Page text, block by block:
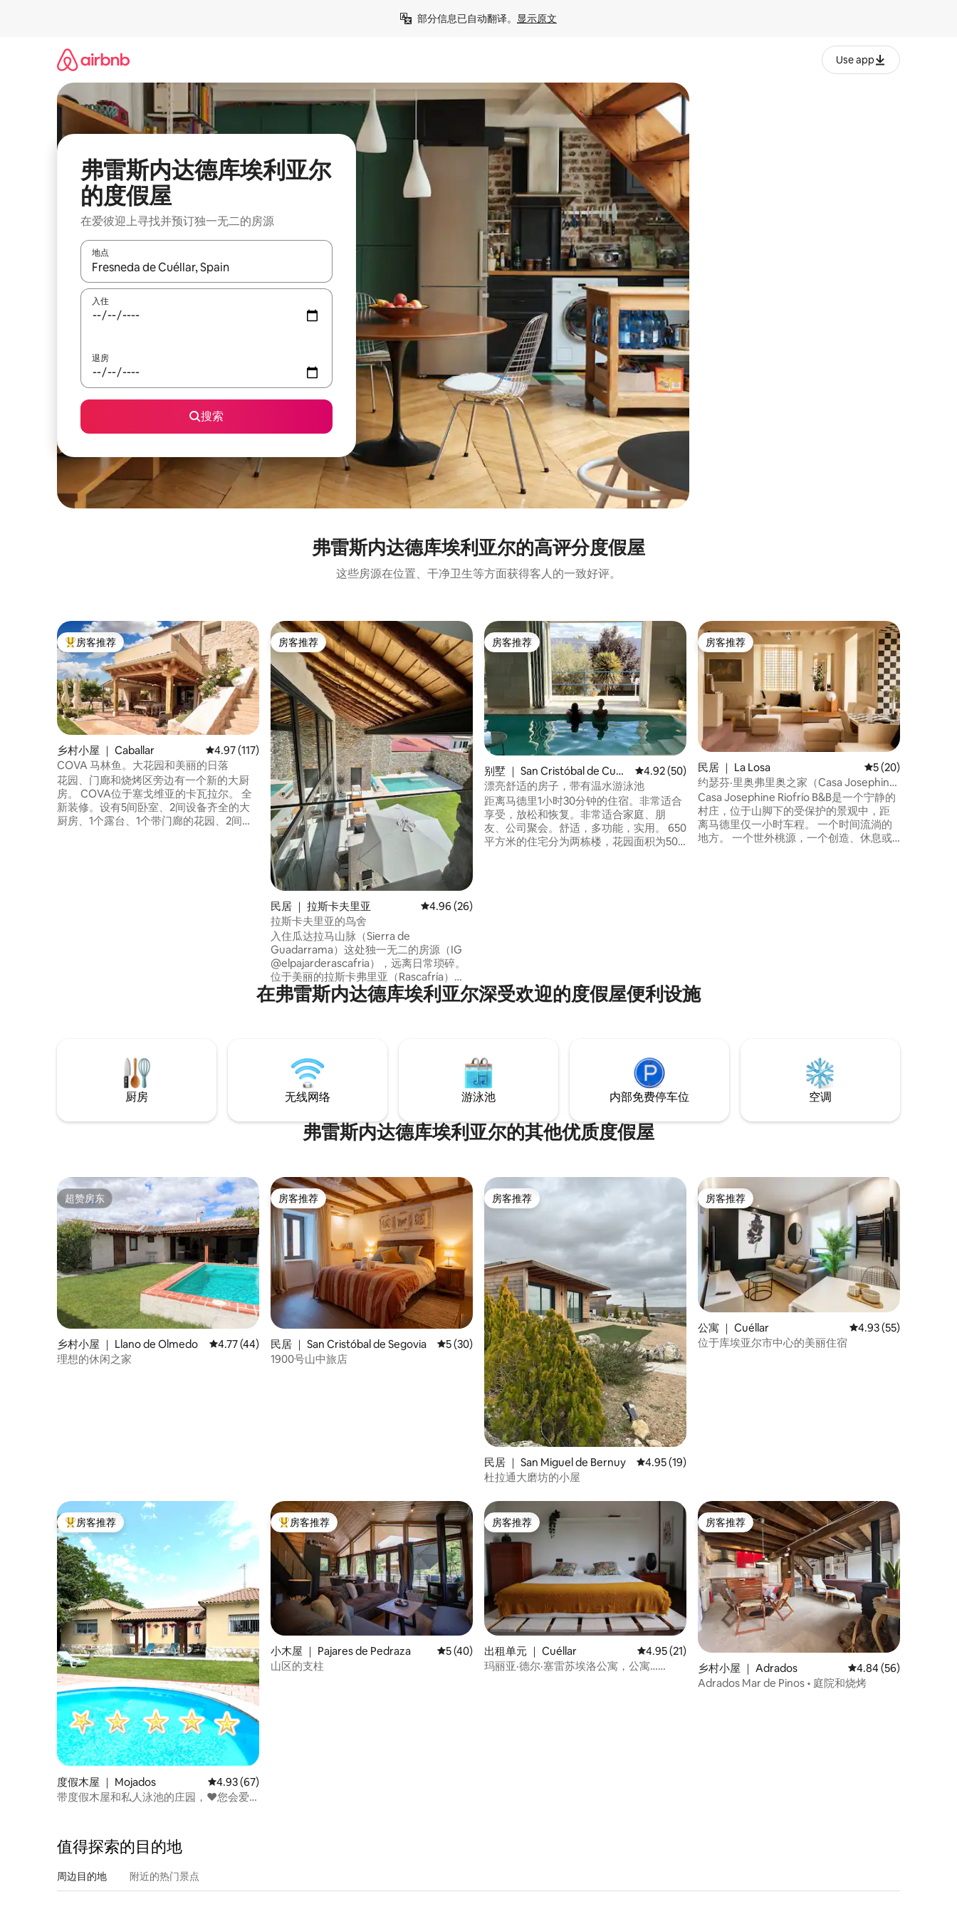
部分信息已自动翻译。 显示原文
Use app
弗雷斯内达德库埃利亚尔
的度假屋
在爱彼迎上寻找并预订独一无二的房源
地点
如有搜索结果，请使用上下方向键查看，或通过点击或滑动手势浏览。
入住
退房
搜索
弗雷斯内达德库埃利亚尔的高评分度假屋
这些房源在位置、干净卫生等方面获得客人的一致好评。
热门「房客推荐」
房客推荐
乡村小屋 ｜ Caballar 平均评分 4.97 分（满分 5 分），共 117 条评价
4.97 (117)
COVA 马林鱼。大花园和美丽的日落
花园、门廊和烧烤区旁边有一个新的大厨
房。 COVA位于塞戈维亚的卡瓦拉尔。 全
新装修。设有5间卧室、2间设备齐全的大
厨房、1个露台、1个带门廊的花园、2间独
房客推荐
房客推荐
民居 ｜ 拉斯卡夫里亚 平均评分 4.96 分（满分 5 分），共 26 条评价
4.96 (26)
拉斯卡夫里亚的鸟舍
入住瓜达拉马山脉（Sierra de
Guadarrama）这处独一无二的房源（IG
@elpajarderascafria），远离日常琐碎。
位于美丽的拉斯卡弗里亚（Rascafría）
镇，这里是通往佩尼亚拉拉（Peñalara）
的最佳路线的起点。 非常适合全年与家人
作坊。 泳池在夏天设有按摩长凳。 冬天，
您可以享受壁炉。 距离马德里和塞哥维亚
一小时车程。
房客推荐
房客推荐
别墅 ｜ San Cristóbal de Cuéll
ar
平均评分 4.92 分（满分 5 分），共 50 条评价
4.92 (50)
漂亮舒适的房子，带有温水游泳池
距离马德里1小时30分钟的住宿。非常适合
享受，放松和恢复。非常适合家庭、朋
友、公司聚会。舒适，多功能，实用。 650
平方米的住宅分为两栋楼，花园面积为500
房客推荐
房客推荐
民居 ｜ La Losa 平均评分 5 分（满
5 (20)
约瑟芬·里奥弗里奥之家（Casa Josephine
Riofrío）- 距离马德里1小时的度假胜地
Casa Josephine Riofrío B&B是一个宁静的
村庄，位于山脚下的受保护的景观中，距
离马德里仅一小时车程。 一个时间流淌的
地方。 一个世外桃源，一个创造、休息或
在弗雷斯内达德库埃利亚尔深受欢迎的度假屋便利设施
厨房 无线网络 游泳池 内部免费停车位 空调
弗雷斯内达德库埃利亚尔的其他优质度假屋
超赞房东
超赞房东
乡村小屋 ｜ Llano de Olmedo 平均评分 4.77 分（满分 5 分），共 44 条评价
4.77 (44)
理想的休闲之家
房客推荐
房客推荐
民居 ｜ San Cristóbal de Segovia 平均评分 5 分（满分 5 分），共 30 条评价
5 (30)
1900号山中旅店
房客推荐
房客推荐
民居 ｜ San Miguel de Bernuy 平均评分 4.95 分（满分 5 分），共 19 条评价
4.95 (19)
杜拉通大磨坊的小屋
房客推荐
房客推荐
公寓 ｜ Cuéllar 平均评分 4.93 分（满
4.93 (55)
位于库埃亚尔市中心的美丽住宿
热门「房客推荐」
房客推荐
度假木屋 ｜ Mojados 平均评分 4.93 分（满分 5 分），共 67 条评价
4.93 (67)
带度假木屋和私人泳池的庄园，❤️您会爱
热门「房客推荐」
房客推荐
小木屋 ｜ Pajares de Pedraza 平均评分 5 分（满分 5 分），共 40 条评价
5 (40)
山区的支柱
房客推荐
房客推荐
出租单元 ｜ Cuéllar 平均评分 4.95 分（满分 5 分），共 21 条评价
4.95 (21)
玛丽亚·德尔·塞雷苏埃洛公寓，公寓……
房客推荐
房客推荐
乡村小屋 ｜ Adrados 平均评分 4.84 分（满
4.84 (56)
Adrados Mar de Pinos • 庭院和烧烤
值得探索的目的地
周边目的地 附近的热门景点